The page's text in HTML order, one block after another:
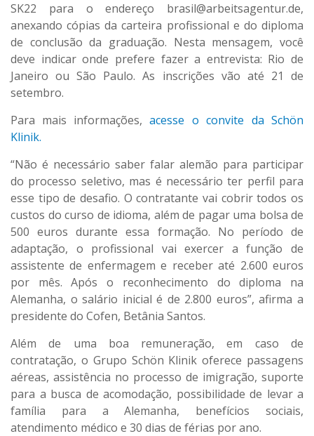
SK22 para o endereço brasil@arbeitsagentur.de,
anexando cópias da carteira profissional e do diploma
de conclusão da graduação. Nesta mensagem, você
deve indicar onde prefere fazer a entrevista: Rio de
Janeiro ou São Paulo. As inscrições vão até 21 de
setembro.
Para mais informações, acesse o convite da Schön
Klinik.
“Não é necessário saber falar alemão para participar
do processo seletivo, mas é necessário ter perfil para
esse tipo de desafio. O contratante vai cobrir todos os
custos do curso de idioma, além de pagar uma bolsa de
500 euros durante essa formação. No período de
adaptação, o profissional vai exercer a função de
assistente de enfermagem e receber até 2.600 euros
por mês. Após o reconhecimento do diploma na
Alemanha, o salário inicial é de 2.800 euros”, afirma a
presidente do Cofen, Betânia Santos.
Além de uma boa remuneração, em caso de
contratação, o Grupo Schön Klinik oferece passagens
aéreas, assistência no processo de imigração, suporte
para a busca de acomodação, possibilidade de levar a
família para a Alemanha, benefícios sociais,
atendimento médico e 30 dias de férias por ano.